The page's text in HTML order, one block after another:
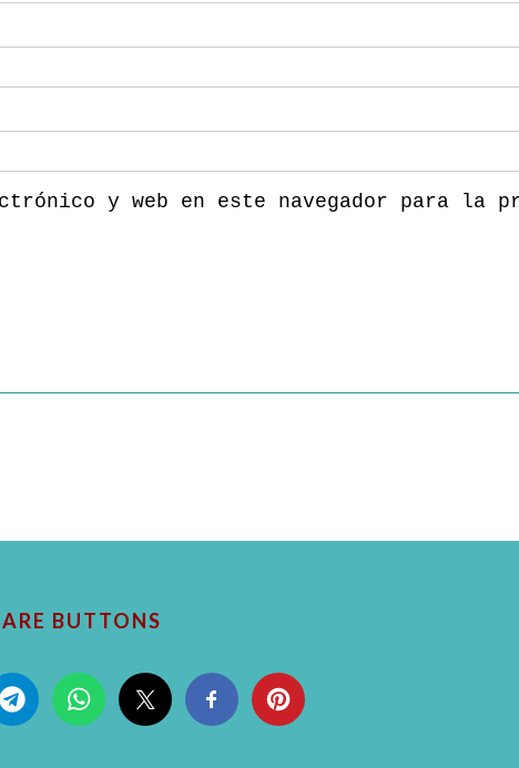
y web en este navegador para la
BUTTONS